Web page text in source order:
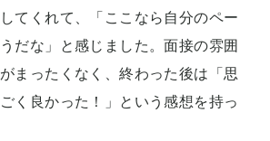
てくれて、「ここなら自分のペー
だな」と感じました。面接の雰囲
まったくなく、終わった後は「思
く良かった！」という感想を持っ